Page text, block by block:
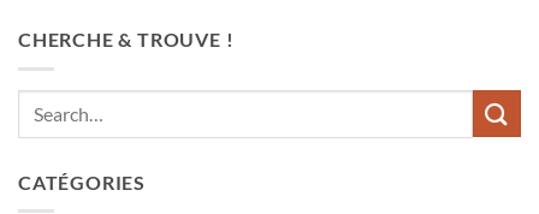
CHERCHE & TROUVE !
CATÉGORIES